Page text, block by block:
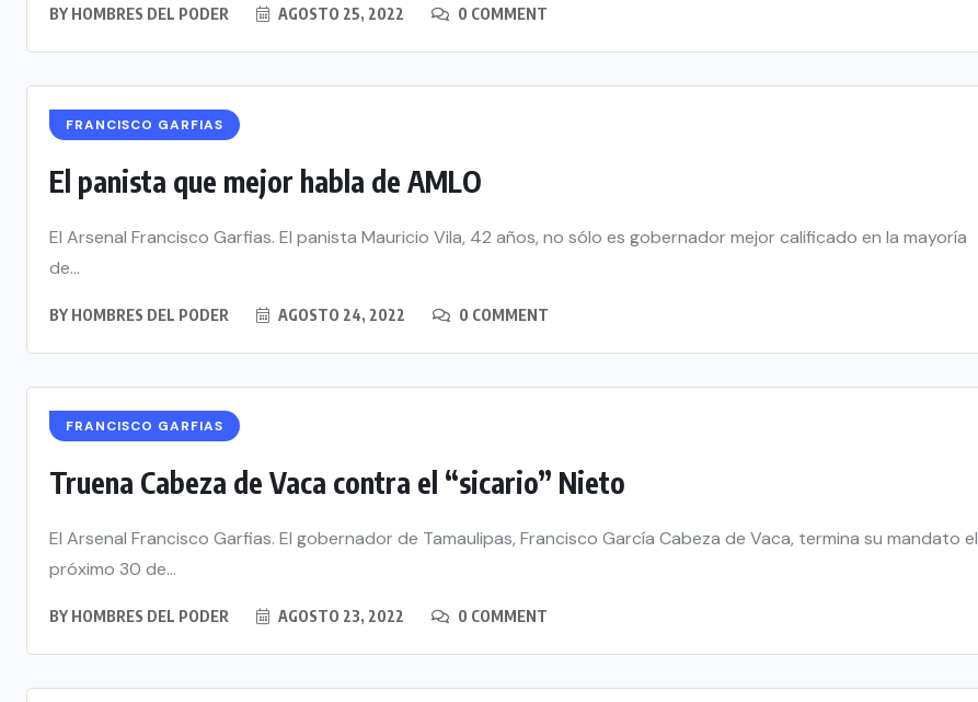
BY HOMBRES DEL PODER AGOSTO 25, 2022 0 COMMENT
FRANCISCO GARFIAS
El panista que mejor habla de AMLO
El Arsenal Francisco Garfias. El panista Mauricio Vila, 42 años, no sólo es gobernador mejor calificado en la mayoría
de...
BY HOMBRES DEL PODER AGOSTO 24, 2022 0 COMMENT
FRANCISCO GARFIAS
Truena Cabeza de Vaca contra el “sicario” Nieto
El Arsenal Francisco Garfias. El gobernador de Tamaulipas, Francisco García Cabeza de Vaca, termina su mandato el
próximo 30 de...
BY HOMBRES DEL PODER AGOSTO 23, 2022 0 COMMENT